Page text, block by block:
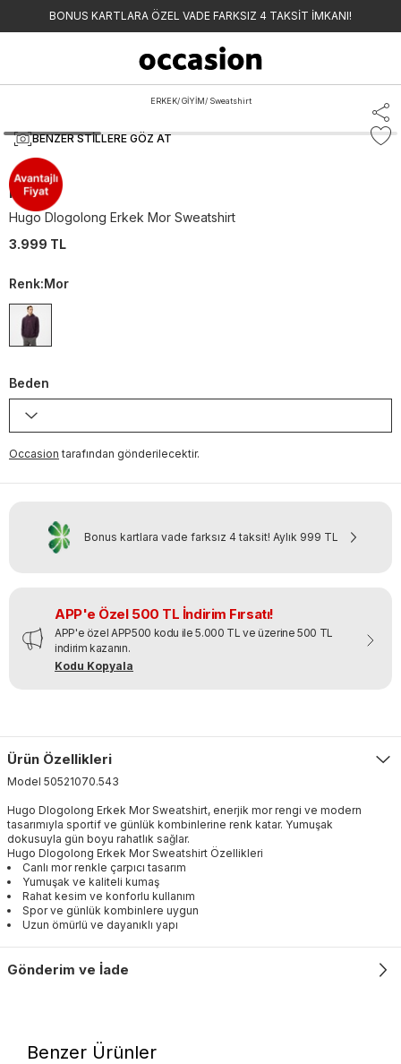
BONUS KARTLARA ÖZEL VADE FARKSIZ 4 TAKSİT İMKANI!
ERKEK/ GİYİM/ Sweatshirt
BENZER STILLERE GÖZ AT
Hugo
Hugo Dlogolong Erkek Mor Sweatshirt
3.999 TL
Renk:Mor
Beden
Occasion tarafından gönderilecektir.
Bonus kartlara vade farksız 4 taksit! Aylık 999 TL
APP'e Özel 500 TL İndirim Fırsatı!
APP'e özel APP500 kodu ile 5.000 TL ve üzerine 500 TL
indirim kazanın.
Kodu Kopyala
Ürün Özellikleri
Model 50521070.543
Hugo Dlogolong Erkek Mor Sweatshirt, enerjik mor rengi ve modern
tasarımıyla sportif ve günlük kombinlerine renk katar. Yumuşak
dokusuyla gün boyu rahatlık sağlar.
Hugo Dlogolong Erkek Mor Sweatshirt Özellikleri
Canlı mor renkle çarpıcı tasarım
Yumuşak ve kaliteli kumaş
Rahat kesim ve konforlu kullanım
Spor ve günlük kombinlere uygun
Uzun ömürlü ve dayanıklı yapı
Gönderim ve İade
Benzer Ürünler